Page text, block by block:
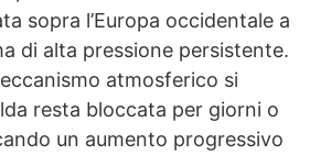
sopra l’Europa occidentale a
di alta pressione persistente.
atmosferico si
resta bloccata per giorni o
un aumento progressivo